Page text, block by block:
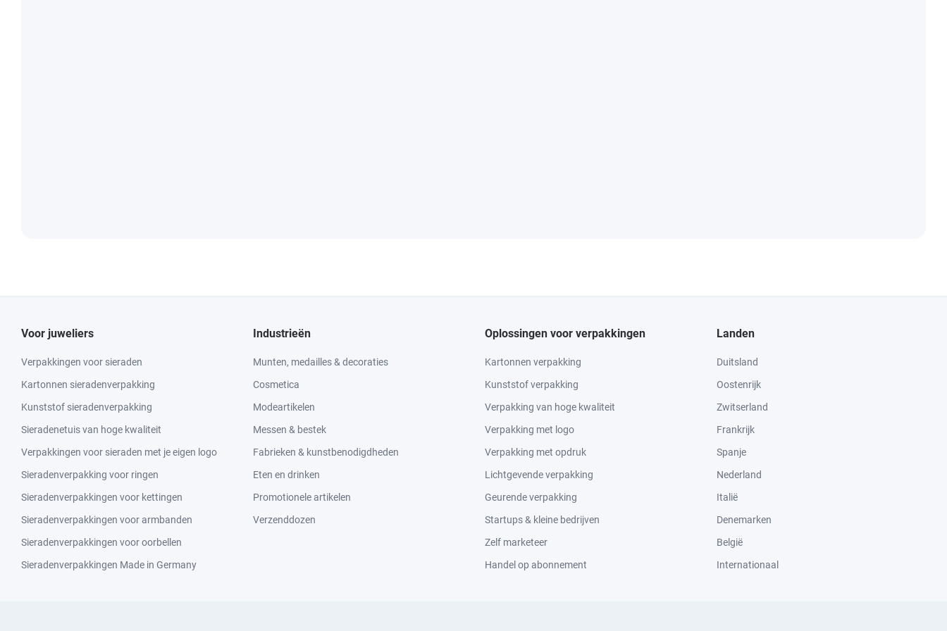
Voor juweliers
Verpakkingen voor sieraden
Kartonnen sieradenverpakking
Kunststof sieradenverpakking
Sieradenetuis van hoge kwaliteit
Verpakkingen voor sieraden met je eigen logo
Sieradenverpakking voor ringen
Sieradenverpakkingen voor kettingen
Sieradenverpakkingen voor armbanden
Sieradenverpakkingen voor oorbellen
Sieradenverpakkingen Made in Germany
Industrieën
Munten, medailles & decoraties
Cosmetica
Modeartikelen
Messen & bestek
Fabrieken & kunstbenodigdheden
Eten en drinken
Promotionele artikelen
Verzenddozen
Oplossingen voor verpakkingen
Kartonnen verpakking
Kunststof verpakking
Verpakking van hoge kwaliteit
Verpakking met logo
Verpakking met opdruk
Lichtgevende verpakking
Geurende verpakking
Startups & kleine bedrijven
Zelf marketeer
Handel op abonnement
Landen
Duitsland
Oostenrijk
Zwitserland
Frankrijk
Spanje
Nederland
Italië
Denemarken
België
Internationaal